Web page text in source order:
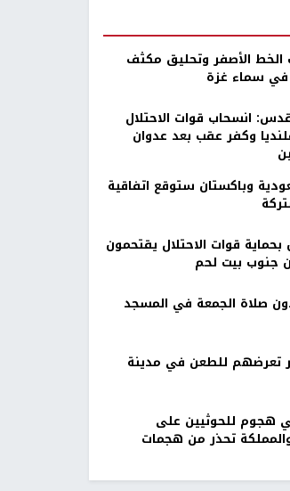
الخط الأصفر وتحليق مكثف
في سماء غزة
انسحاب قوات الاحتلال
وكفر عقب بعد عدوان
وباكستان ستوقع اتفاقية
قوات الاحتلال يقتحمون
جنوب بيت لحم
صلاة الجمعة في المسجد
تعرضهم للطعن في مدينة
11 في هجوم للحوثيين على
تحذر من هجمات